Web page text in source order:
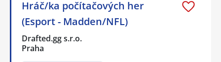
Hráč/ka počítačových her
(Esport - Madden/NFL)
Drafted.gg s.r.o.
Praha